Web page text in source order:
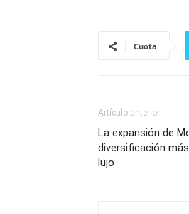
Cuota
Artículo anterior
La expansión de
diversificación
lujo